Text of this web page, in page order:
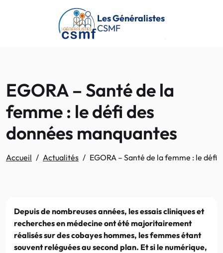
Passer au contenu principal
Les Généralistes
CSMF
EGORA – Santé de la
femme : le défi des
données manquantes
Accueil Actualités EGORA – Santé de la femme : le défi
Depuis de nombreuses années, les essais cliniques et
recherches en médecine ont été majoritairement
réalisés sur des cobayes hommes, les femmes étant
souvent reléguées au second plan. Et si le numérique,